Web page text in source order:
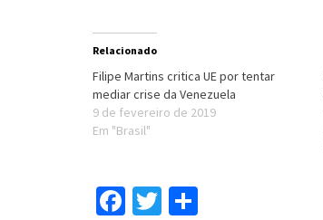
Relacionado
Filipe Martins critica UE por tentar
mediar crise da Venezuela
9 de fevereiro de 2019
Em "Brasil"
Facebook
Twitter